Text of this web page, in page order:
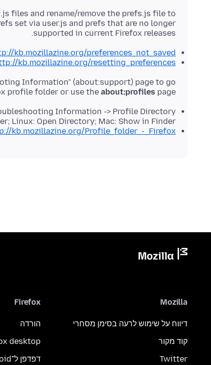
files and rename/remove the prefs.js file to
set via user.js and prefs that are no longer
supported in current Firefox releases.
kb.mozillazine.org/preferences_not_saved
kb.mozillazine.org/resetting_preferences
Information" (about:support) page to go
profile folder or use the about:profiles page.
Information -> Profile Directory:
Linux: Open Directory; Mac: Show in Finder
kb.mozillazine.org/Profile_folder_-_Firefox
Mozilla
דיווח על שימוש לרעה בסימן מסחרי
קוד מקור
Twitter
Firefox
הורדה
desktop
דפדפן ל־Android